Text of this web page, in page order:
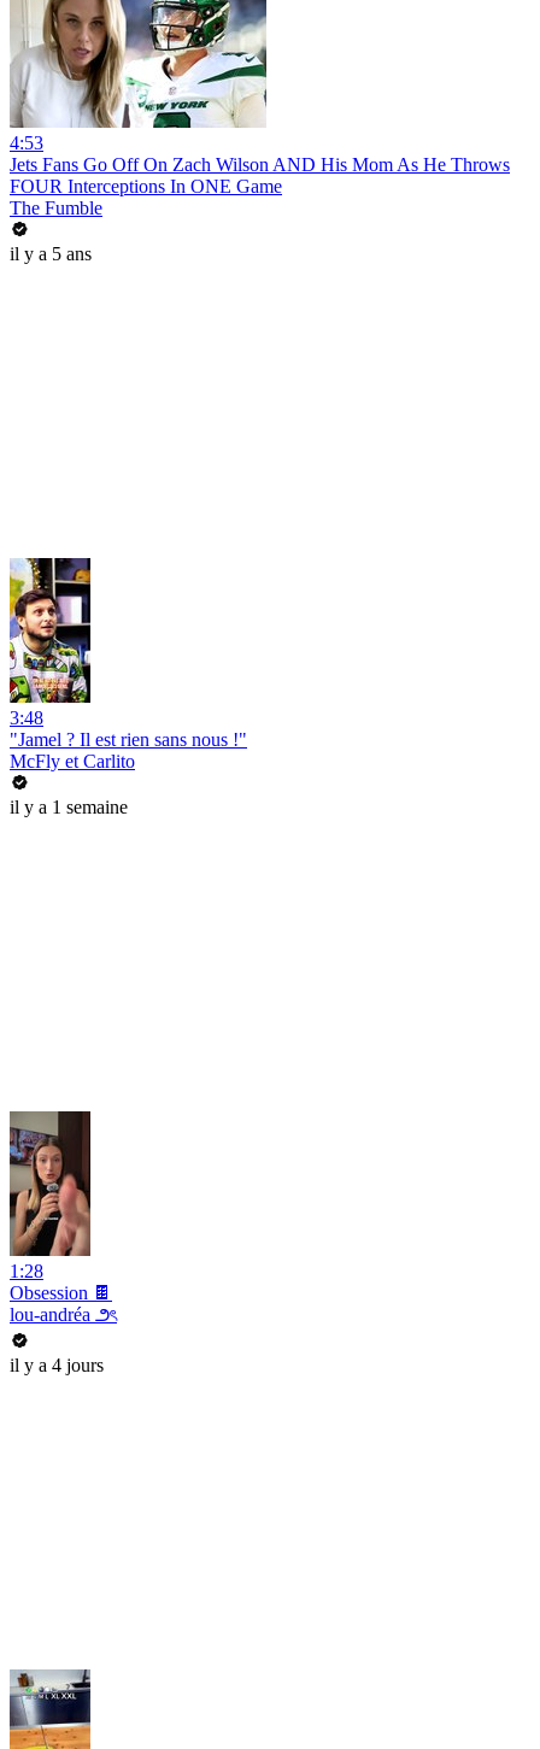
4:53
Jets Fans Go Off On Zach Wilson AND His Mom As He Throws
FOUR Interceptions In ONE Game
The Fumble
il y a 5 ans
3:48
"Jamel ? Il est rien sans nous !"
McFly et Carlito
il y a 1 semaine
1:28
Obsession 🍫
lou-andréa ౨ৎ
il y a 4 jours